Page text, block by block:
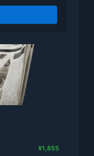
¥1,855